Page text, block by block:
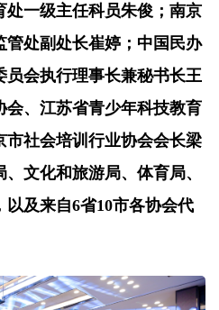
处一级主任科员朱俊；南京
管处副处长崔婷；中国民办
员会执行理事长兼秘书长王
会、江苏省青少年科技教育
市社会培训行业协会会长梁
文化和旅游局、体育局、
及来自6省10市各协会代